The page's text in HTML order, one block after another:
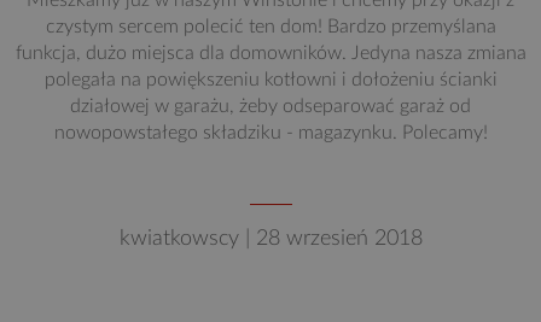
czystym sercem polecić ten dom! Bardzo przemyślana
funkcja, dużo miejsca dla domowników. Jedyna nasza zmiana
polegała na powiększeniu kotłowni i dołożeniu ścianki
działowej w garażu, żeby odseparować garaż od
nowopowstałego składziku - magazynku. Polecamy!
kwiatkowscy | 28 wrzesień 2018